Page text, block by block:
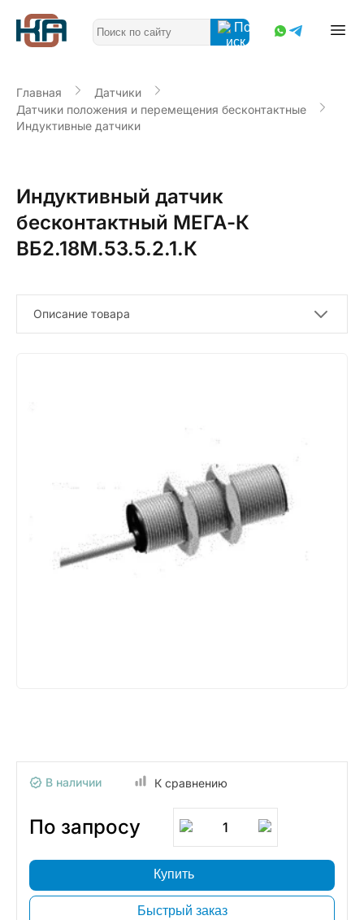
Главная
Датчики
Датчики положения и перемещения бесконтактные
Индуктивные датчики
Индуктивный датчик
бесконтактный МЕГА-К
ВБ2.18М.53.5.2.1.К
Описание товара
В наличии К сравнению
По запросу 1
Купить
Быстрый заказ